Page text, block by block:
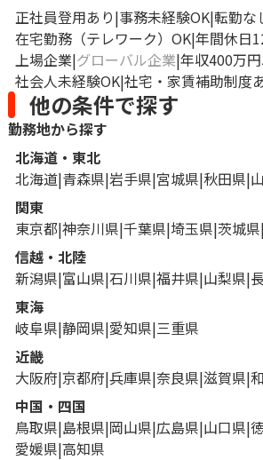
正社員登用あり 事務未経験OK 転勤な
在宅勤務（テレワーク）OK 年間休日
上場企業 グローバル企業 年収400万
社会人未経験OK 社宅・家賃補助制度
他の条件で探す
勤務地から探す
北海道・東北
北海道 青森県 岩手県 宮城県 秋田県
関東
東京都 神奈川県 千葉県 埼玉県 茨城県
信越・北陸
新潟県 富山県 石川県 福井県 山梨県
東海
岐阜県 静岡県 愛知県 三重県
近畿
大阪府 京都府 兵庫県 奈良県 滋賀県
中国・四国
鳥取県 島根県 岡山県 広島県 山口県
愛媛県 高知県